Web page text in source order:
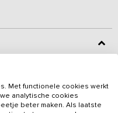
oude schuur, herbergt dit
6 sfeervolle
Het huis is ideaal
samen willen genieten van
Met functionele cookies werkt
analytische cookies
beter maken. Als laatste